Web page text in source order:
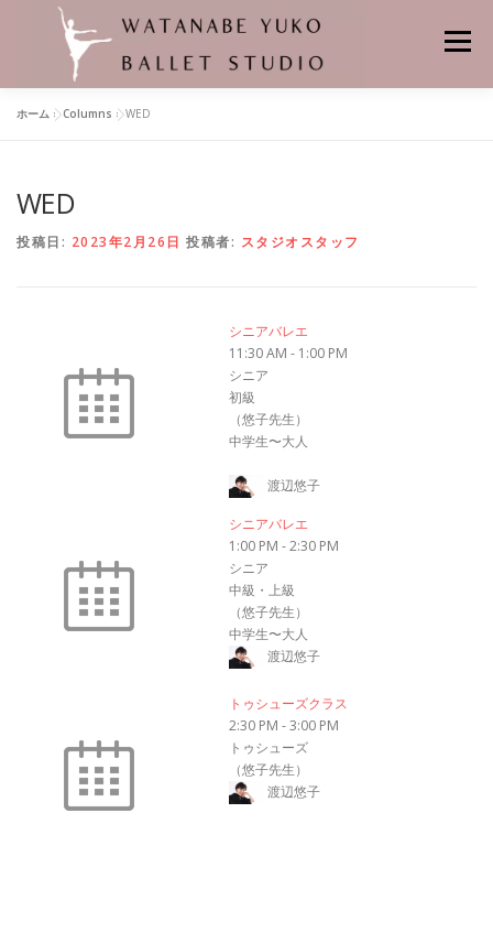
メニュー
悠子先生プロフィール
よくあるお問合せ 申し込み・問い合わせ
ホーム »Columns »WED
WED
投稿日: 2023年2月26日 投稿者: スタジオスタッフ
シニアバレエ
11:30 AM - 1:00 PM
シニア
初級
（悠子先生）
中学生〜大人
渡辺悠子
シニアバレエ
1:00 PM -2:30 PM
シニア
中級・上級
（悠子先生）
中学生〜大人
渡辺悠子
トゥシューズクラス
2:30 PM -3:00 PM
トゥシューズ
（悠子先生）
渡辺悠子